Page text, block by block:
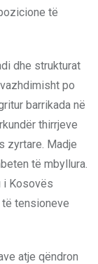
të
dhe strukturat
po
barrikada në
thirrjeve
zyrtare. Madje
të mbyllura.
i Kosovës
të tensioneve
atje qëndron